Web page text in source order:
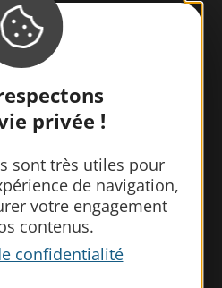
privée !
sont très utiles pour
de navigation,
votre engagement
contenus.
confidentialité
MIRANDE
10